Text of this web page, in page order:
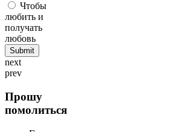
Чтобы
любить и
получать
любовь
next
prev
Прошу
помолиться